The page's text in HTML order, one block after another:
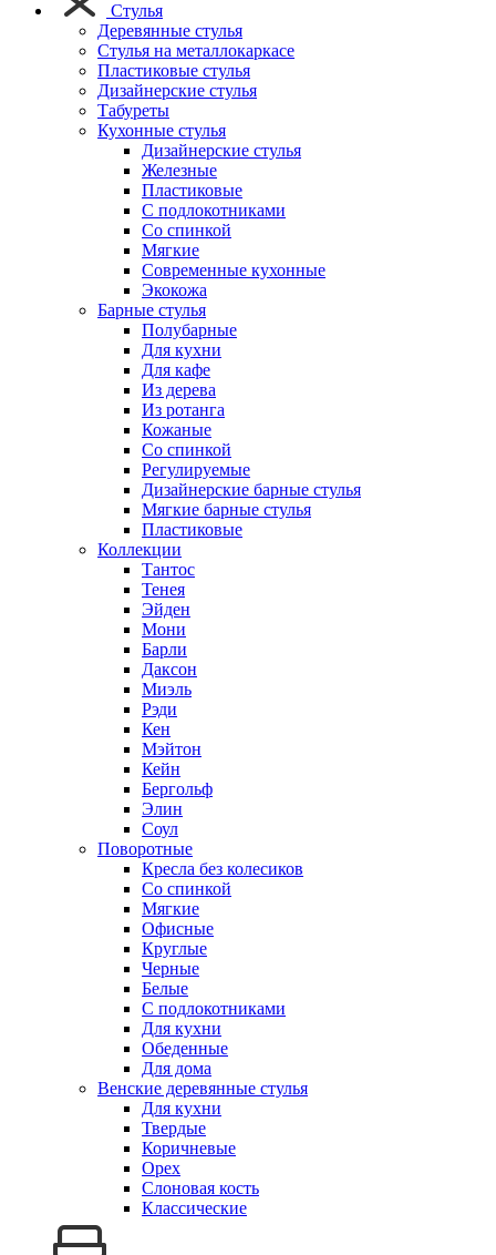
Стулья
Деревянные стулья
Стулья на металлокаркасе
Пластиковые стулья
Дизайнерские стулья
Табуреты
Кухонные стулья
Дизайнерские стулья
Железные
Пластиковые
С подлокотниками
Со спинкой
Мягкие
Современные кухонные
Экокожа
Барные стулья
Полубарные
Для кухни
Для кафе
Из дерева
Из ротанга
Кожаные
Со спинкой
Регулируемые
Дизайнерские барные стулья
Мягкие барные стулья
Пластиковые
Коллекции
Тантос
Тенея
Эйден
Мони
Барли
Даксон
Миэль
Рэди
Кен
Мэйтон
Кейн
Бергольф
Элин
Соул
Поворотные
Кресла без колесиков
Со спинкой
Мягкие
Офисные
Круглые
Черные
Белые
С подлокотниками
Для кухни
Обеденные
Для дома
Венские деревянные стулья
Для кухни
Твердые
Коричневые
Орех
Слоновая кость
Классические